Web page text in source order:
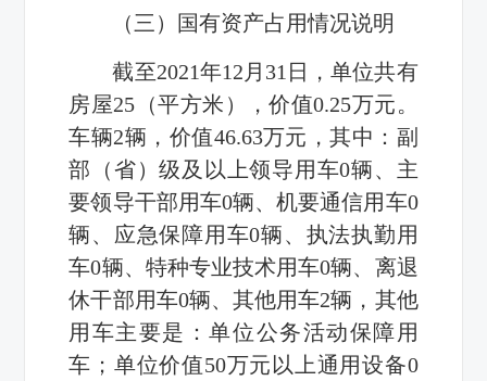
（三）国有资产占用情况说明
截至2021年12月31日，单位共有
房屋25（平方米），价值0.25万元。
车辆2辆，价值46.63万元，其中：副
部（省）级及以上领导用车0辆、主
要领导干部用车0辆、机要通信用车0
辆、应急保障用车0辆、执法执勤用
车0辆、特种专业技术用车0辆、离退
休干部用车0辆、其他用车2辆，其他
用车主要是：单位公务活动保障用
车；单位价值50万元以上通用设备0